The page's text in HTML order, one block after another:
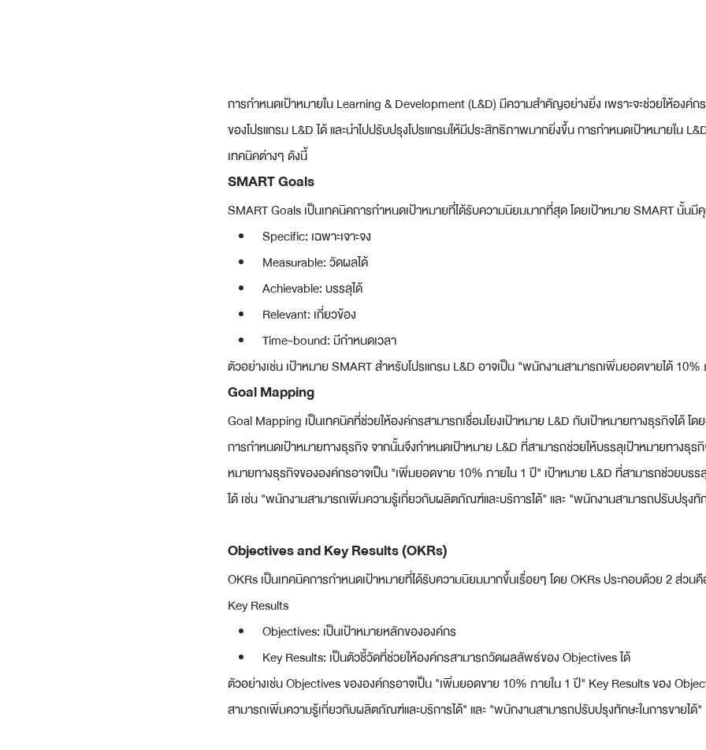
การกำหนดเป้าหมายใน Learning & Development (L&D) มีความสำคัญอย่างยิ่ง เพราะจะช่วยให้องค์
ของโปรแกรม L&D ได้ และนำไปปรับปรุงโปรแกรมให้มีประสิทธิภาพมากยิ่งขึ้น การกำหนดเป้าหมายใน
เทคนิคต่างๆ ดังนี้
SMART Goals
SMART Goals เป็นเทคนิคการกำหนดเป้าหมายที่ได้รับความนิยมมากที่สุด โดยเป้าหมาย SMART นั้น
Specific: เฉพาะเจาะจง
Measurable: วัดผลได้
Achievable: บรรลุได้
Relevant: เกี่ยวข้อง
Time-bound: มีกำหนดเวลา
ตัวอย่างเช่น เป้าหมาย SMART สำหรับโปรแกรม L&D อาจเป็น "พนักงานสามารถเพิ่มยอดขายได้ 10%
Goal Mapping
Goal Mapping เป็นเทคนิคที่ช่วยให้องค์กรสามารถเชื่อมโยงเป้าหมาย L&D กับเป้าหมายทางธุรกิจได้ โด
การกำหนดเป้าหมายทางธุรกิจ จากนั้นจึงกำหนดเป้าหมาย L&D ที่สามารถช่วยให้บรรลุเป้าหมายทางธุรกิ
หมายทางธุรกิจขององค์กรอาจเป็น "เพิ่มยอดขาย 10% ภายใน 1 ปี" เป้าหมาย L&D ที่สามารถช่วยบรร
ได้ เช่น "พนักงานสามารถเพิ่มความรู้เกี่ยวกับผลิตภัณฑ์และบริการได้" และ "พนักงานสามารถปรับปรุงทัก
Objectives and Key Results (OKRs)
OKRs เป็นเทคนิคการกำหนดเป้าหมายที่ได้รับความนิยมมากขึ้นเรื่อยๆ โดย OKRs ประกอบด้วย 2 ส่วน
Key Results
Objectives: เป็นเป้าหมายหลักขององค์กร
Key Results: เป็นตัวชี้วัดที่ช่วยให้องค์กรสามารถวัดผลลัพธ์ของ Objectives ได้
ตัวอย่างเช่น Objectives ขององค์กรอาจเป็น "เพิ่มยอดขาย 10% ภายใน 1 ปี" Key Results ของ
สามารถเพิ่มความรู้เกี่ยวกับผลิตภัณฑ์และบริการได้" และ "พนักงานสามารถปรับปรุงทักษะในการขายได้"